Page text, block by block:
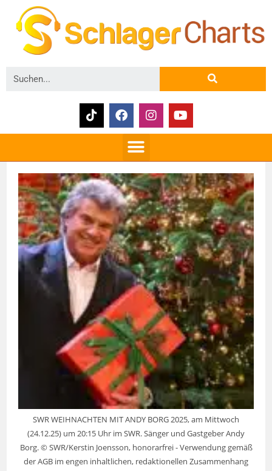
SWR WEIHNACHTEN MIT ANDY BORG 2025, am Mittwoch
(24.12.25) um 20:15 Uhr im SWR. Sänger und Gastgeber Andy
Borg. © SWR/Kerstin Joensson, honorarfrei - Verwendung gemäß
der AGB im engen inhaltlichen, redaktionellen Zusammenhang